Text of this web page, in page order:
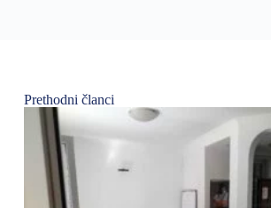
Prethodni članci